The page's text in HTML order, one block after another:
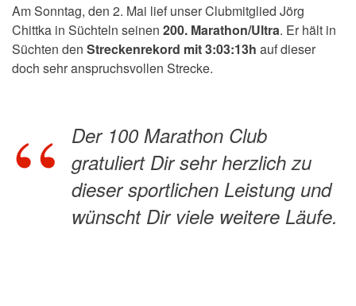
Am Sonntag, den 2. Mai lief unser Clubmitglied Jörg
Chittka in Süchteln seinen 200. Marathon/Ultra. Er hält in
Süchten den Streckenrekord mit 3:03:13h auf dieser
doch sehr anspruchsvollen Strecke.
Der 100 Marathon Club
gratuliert Dir sehr herzlich zu
dieser sportlichen Leistung und
wünscht Dir viele weitere Läufe.